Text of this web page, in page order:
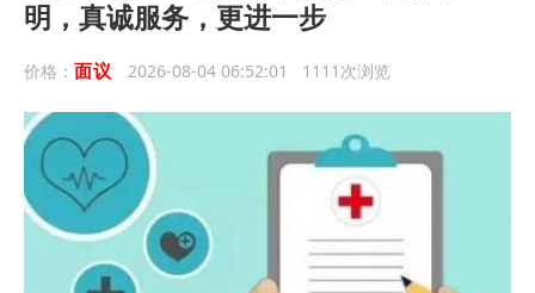
明，真诚服务，更进一步
价格： 面议 2026-08-04 06:52:01 1111次浏览